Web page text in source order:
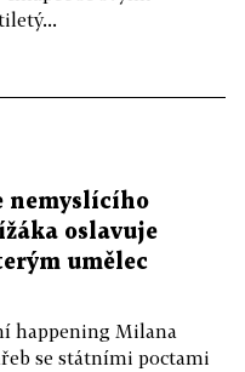
nemyslícího
oslavuje
umělec
happening Milana
se státními poctami